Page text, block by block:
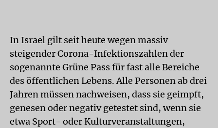
In Israel gilt seit heute wegen massiv
steigender Corona-Infektionszahlen der
sogenannte Grüne Pass für fast alle Bereiche
des öffentlichen Lebens. Alle Personen ab drei
Jahren müssen nachweisen, dass sie geimpft,
genesen oder negativ getestet sind, wenn sie
etwa Sport- oder Kulturveranstaltungen,